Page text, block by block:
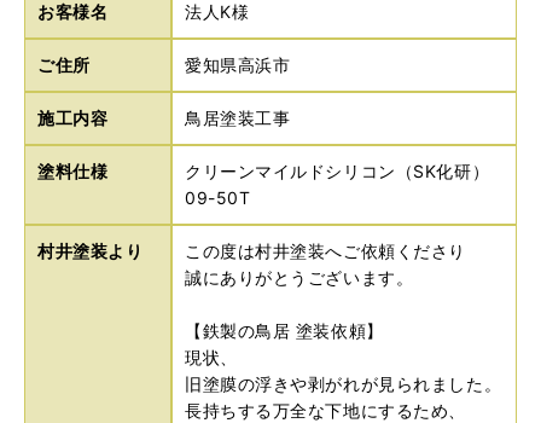
お客様名 法人K様
ご住所 愛知県高浜市
施工内容 鳥居塗装工事
塗料仕様
クリーンマイルドシリコン（SK化研）
09-50T
村井塗装より
この度は村井塗装へご依頼くださり
誠にありがとうございます。
【鉄製の鳥居 塗装依頼】
現状、
旧塗膜の浮きや剥がれが見られました。
長持ちする万全な下地にするため、